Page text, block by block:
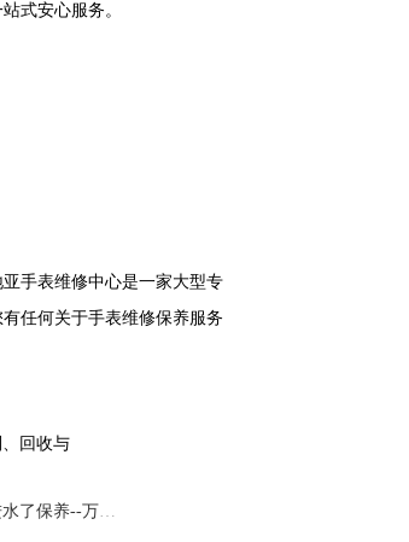
式安心服务。
手表维修中心是一家大型专
任何关于手表维修保养服务
龙手表进水后保养全攻略